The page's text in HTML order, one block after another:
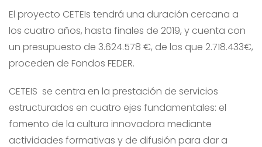
El proyecto CETEIs tendrá una duración cercana a
los cuatro años, hasta finales de 2019, y cuenta con
un presupuesto de 3.624.578 €, de los que 2.718.433€,
proceden de Fondos FEDER.
CETEIS se centra en la prestación de servicios
estructurados en cuatro ejes fundamentales: el
fomento de la cultura innovadora mediante
actividades formativas y de difusión para dar a